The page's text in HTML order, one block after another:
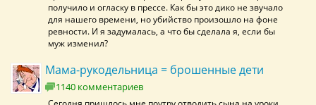
получило и огласку в прессе. Как бы это дико не звучало
для нашего времени, но убийство произошло на фоне
ревности. И я задумалась, а что бы сделала я, если бы
муж изменил?
Мама-рукодельница = брошенные дети
1140 комментариев